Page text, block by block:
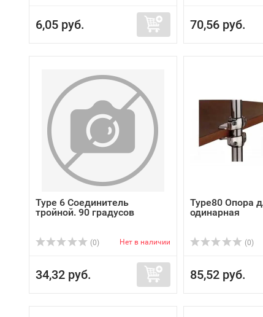
6,05 руб. 70,56 руб.
Type 6 Соединитель
тройной. 90 градусов
(0) Нет в наличии
34,32 руб.
Type80 Опора
одинарная
(0)
85,52 руб.